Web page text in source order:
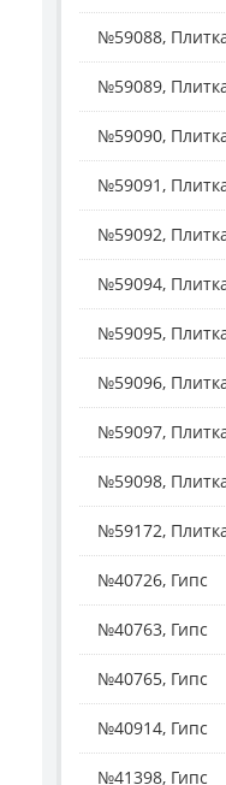
№59088,
№59089,
№59090,
№59091,
№59092,
№59094,
№59095,
№59096,
№59097,
№59098,
№59172,
№40726, Гипс
№40763, Гипс
№40765, Гипс
№40914, Гипс
№41398, Гипс